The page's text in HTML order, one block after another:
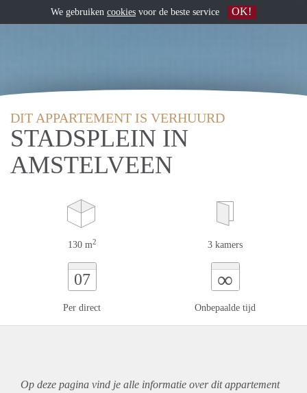
DIT APPARTEMENT IS VERHUURD
STADSPLEIN IN
AMSTELVEEN
130 m2 3 kamers
07
Per direct
∞
Onbepaalde tijd
Op deze pagina vind je alle informatie over ditappartement
We gebruiken cookies voor de beste service OK!